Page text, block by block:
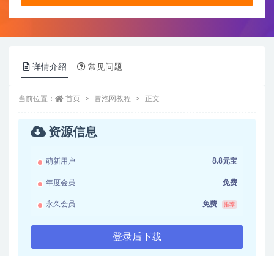
详情介绍 常见问题
当前位置： 首页 冒泡网教程 正文
资源信息
萌新用户 8.8元宝
年度会员 免费
永久会员 免费 推荐
登录后下载